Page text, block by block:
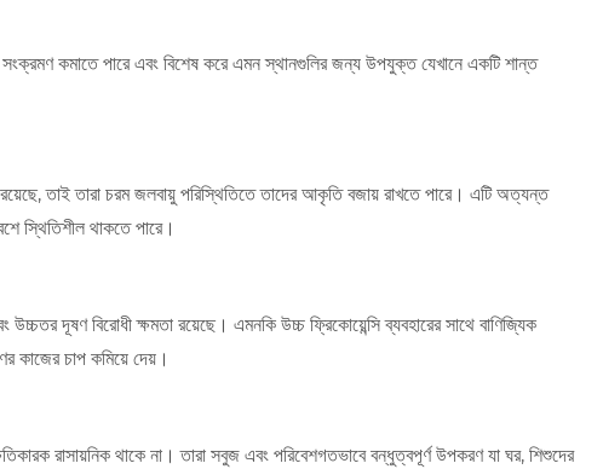
কমাতে পারে এবং বিশেষ করে এমন স্থানগুলির জন্য উপযুক্ত যেখানে একটি শান্ত
তাই তারা চরম জলবায়ু পরিস্থিতিতে তাদের আকৃতি বজায় রাখতে পারে। এটি অত্যন্ত
স্থিতিশীল থাকতে পারে।
দূষণ বিরোধী ক্ষমতা রয়েছে। এমনকি উচ্চ ফ্রিকোয়েন্সি ব্যবহারের সাথে বাণিজ্যিক
কাজের চাপ কমিয়ে দেয়।
রাসায়নিক থাকে না। তারা সবুজ এবং পরিবেশগতভাবে বন্ধুত্বপূর্ণ উপকরণ যা ঘর, শিশুদের